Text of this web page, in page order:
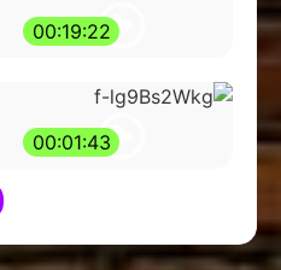
00:19:22
00:01:43